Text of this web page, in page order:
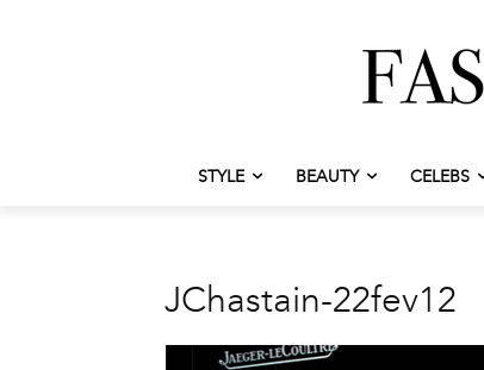
STYLE BEAUTY CELEBS
JChastain-22fev12